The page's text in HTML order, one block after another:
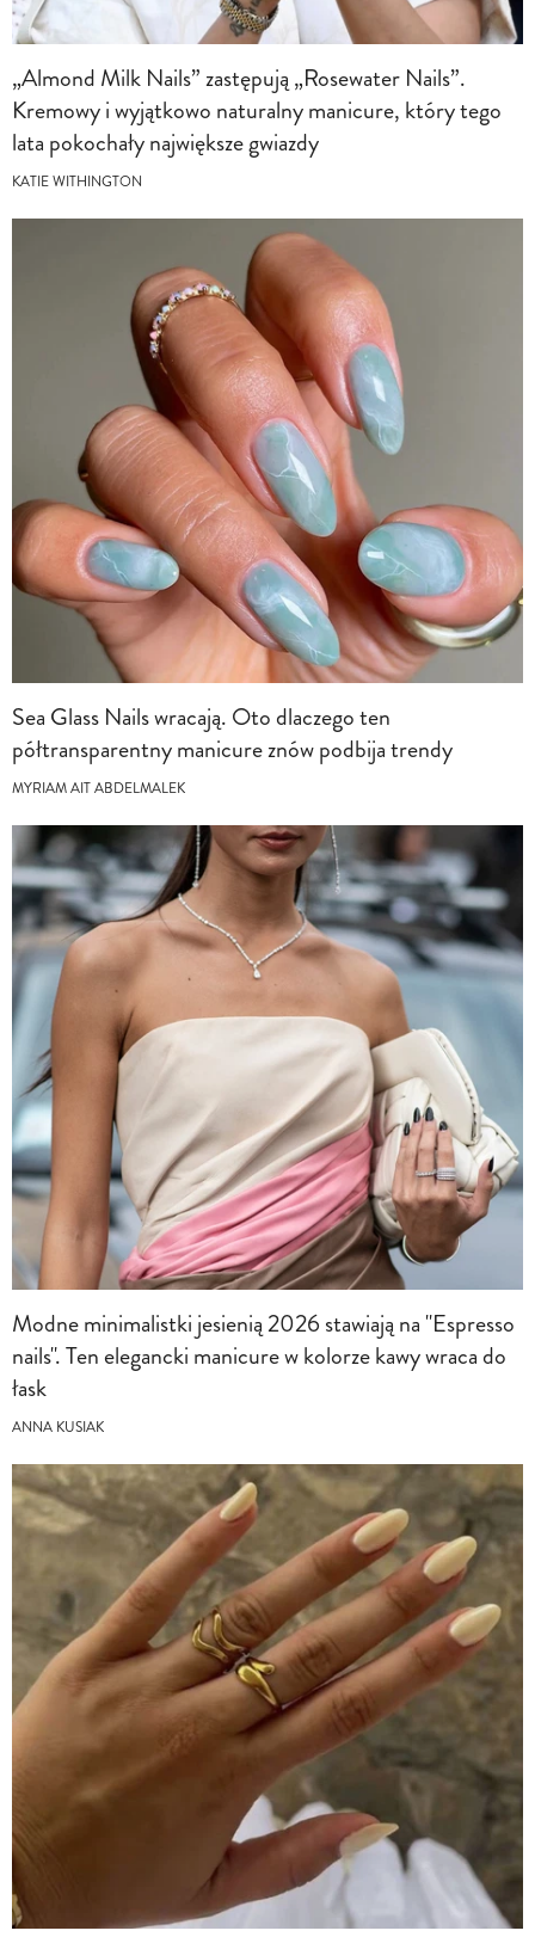
„Almond Milk Nails” zastępują „Rosewater Nails”.
Kremowy i wyjątkowo naturalny manicure, który tego
lata pokochały największe gwiazdy
KATIE WITHINGTON
Sea Glass Nails wracają. Oto dlaczego ten
półtransparentny manicure znów podbija trendy
MYRIAM AIT ABDELMALEK
Modne minimalistki jesienią 2026 stawiają na "Espresso
nails". Ten elegancki manicure w kolorze kawy wraca do
łask
ANNA KUSIAK